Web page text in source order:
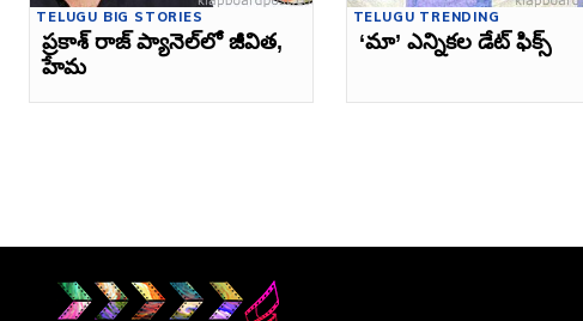
TELUGU BIG STORIES
ప్రకాశ్‌ రాజ్‌ ప్యానెల్‌లో జీవిత,
హేమ
TELUGU TRENDING
‘మా’ ఎన్నికల డేట్‌ ఫిక్స్‌